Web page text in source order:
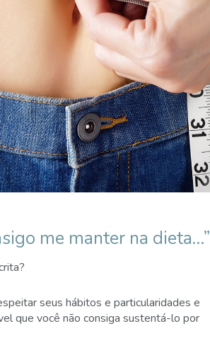
me manter na dieta…”
seus hábitos e particularidades e
que você não consiga sustentá-lo por